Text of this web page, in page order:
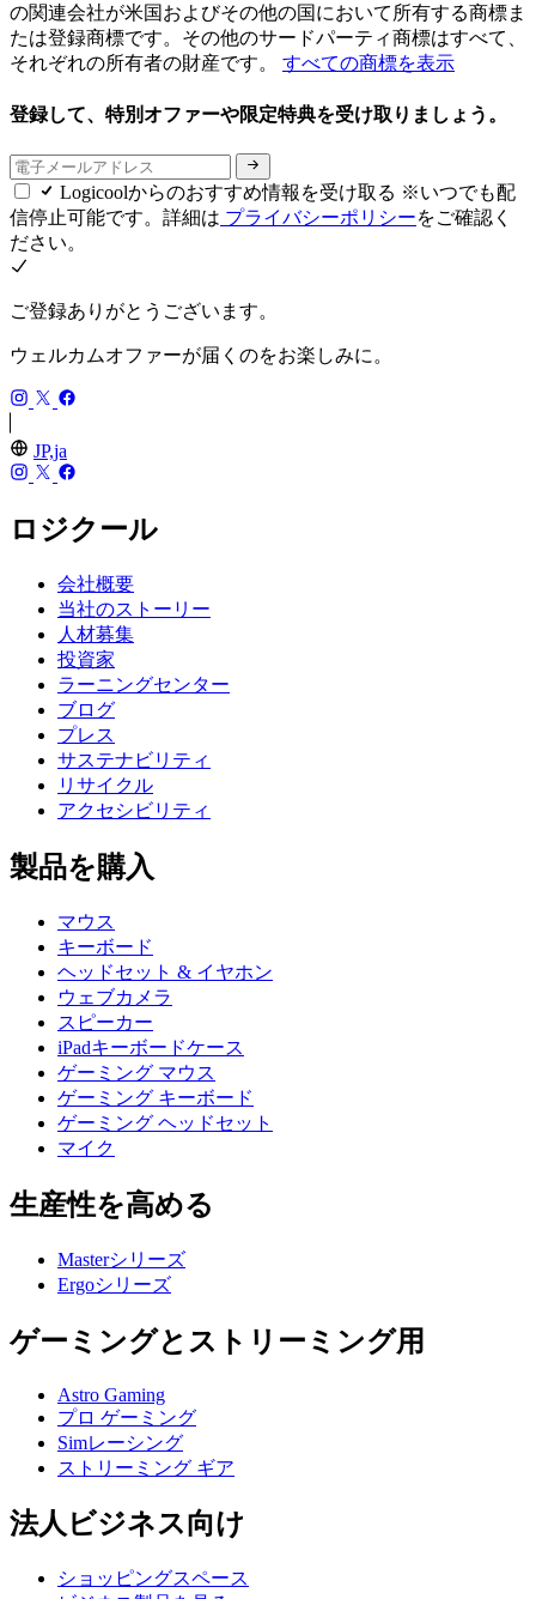
の関連会社が米国およびその他の国において所有する商標ま
たは登録商標です。その他のサードパーティ商標はすべて、
それぞれの所有者の財産です。 すべての商標を表示
登録して、特別オファーや限定特典を受け取りましょう。
Logicoolからのおすすめ情報を受け取る ※いつでも配
信停止可能です。詳細は プライバシーポリシーをご確認く
ださい。
ご登録ありがとうございます。
ウェルカムオファーが届くのをお楽しみに。
JP,ja
ロジクール
会社概要
当社のストーリー
人材募集
投資家
ラーニングセンター
ブログ
プレス
サステナビリティ
リサイクル
アクセシビリティ
製品を購入
マウス
キーボード
ヘッドセット & イヤホン
ウェブカメラ
スピーカー
iPadキーボードケース
ゲーミング マウス
ゲーミング キーボード
ゲーミング ヘッドセット
マイク
生産性を高める
Masterシリーズ
Ergoシリーズ
ゲーミングとストリーミング用
Astro Gaming
プロ ゲーミング
Simレーシング
ストリーミング ギア
法人ビジネス向け
ショッピングスペース